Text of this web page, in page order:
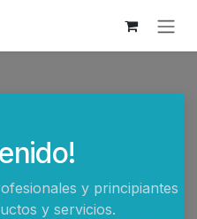
y principiantes
y servicios.